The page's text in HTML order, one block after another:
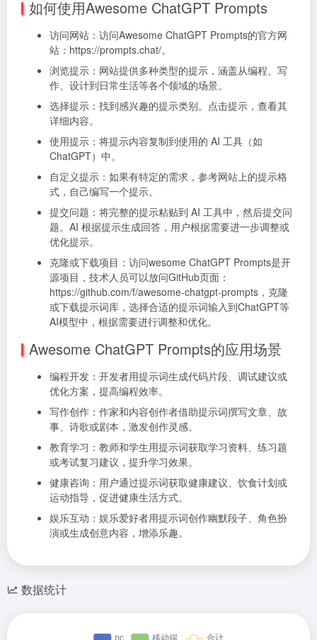
如何使用Awesome ChatGPT Prompts
访问网站：访问Awesome ChatGPT Prompts的官方网
站：https://prompts.chat/。
浏览提示：网站提供多种类型的提示，涵盖从编程、写
作、设计到日常生活等各个领域的场景。
选择提示：找到感兴趣的提示类别。点击提示，查看其
详细内容。
使用提示：将提示内容复制到使用的 AI 工具（如
ChatGPT）中。
自定义提示：如果有特定的需求，参考网站上的提示格
式，自己编写一个提示。
提交问题：将完整的提示粘贴到 AI 工具中，然后提交问
题。AI 根据提示生成回答，用户根据需要进一步调整或
优化提示。
克隆或下载项目：访问wesome ChatGPT Prompts是开
源项目，技术人员可以放问GitHub页面：
https://github.com/f/awesome-chatgpt-prompts，克隆
或下载提示词库，选择合适的提示词输入到ChatGPT等
AI模型中，根据需要进行调整和优化。
Awesome ChatGPT Prompts的应用场景
编程开发：开发者用提示词生成代码片段、调试建议或
优化方案，提高编程效率。
写作创作：作家和内容创作者借助提示词撰写文章、故
事、诗歌或剧本，激发创作灵感。
教育学习：教师和学生用提示词获取学习资料、练习题
或考试复习建议，提升学习效果。
健康咨询：用户通过提示词获取健康建议、饮食计划或
运动指导，促进健康生活方式。
娱乐互动：娱乐爱好者用提示词创作幽默段子、角色扮
演或生成创意内容，增添乐趣。
数据统计